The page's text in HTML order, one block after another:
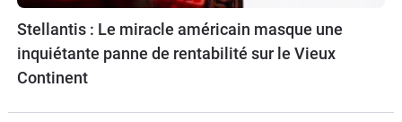
Stellantis : Le miracle américain masque une
inquiétante panne de rentabilité sur le Vieux
Continent